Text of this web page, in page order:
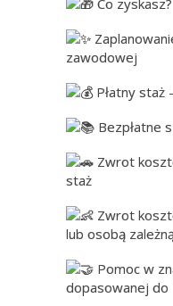
Co zyskasz?
zawodowej
Płatny staż
Bezpłatne
Zwrot
staż
Zwrot
lub osobą
Pomoc w
dopasowanej do